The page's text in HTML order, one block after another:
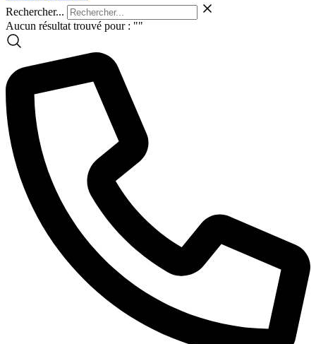
Rechercher...
Aucun résultat trouvé pour : ""